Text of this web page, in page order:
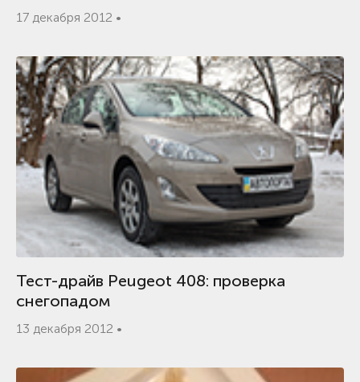
17 декабря 2012 •
Тест-драйв Peugeot 408: проверка
снегопадом
13 декабря 2012 •